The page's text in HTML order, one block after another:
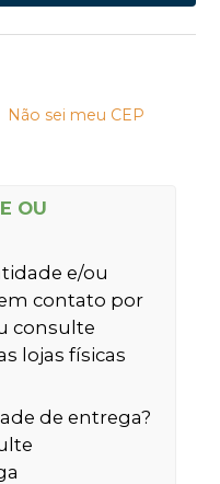
Não sei meu CEP
OU
e/ou
contato por
consulte
lojas físicas
de entrega?